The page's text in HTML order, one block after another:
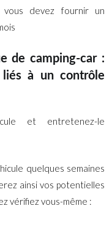
devez fournir un
de camping-car :
à un contrôle
et entretenez-le
quelques semaines
ainsi vos potentielles
vérifiez vous-même :